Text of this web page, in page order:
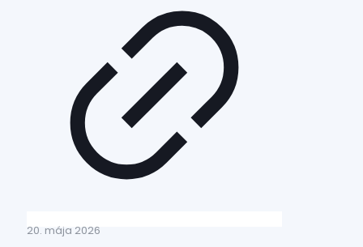
20. mája 2026